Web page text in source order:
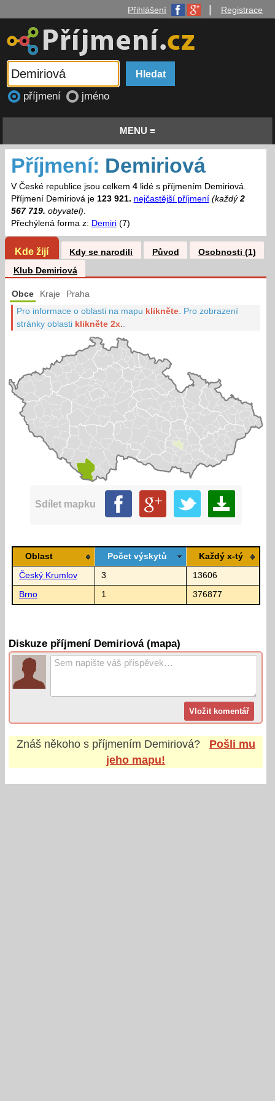
Přihlášení Registrace
příjmení jméno
MENU ≡
Příjmení: Demiriová
V České republice jsou celkem 4lidé s příjmením Demiriová.
Příjmení Demiriová je 123 921. nejčastější příjmení (každý2
567 719. obyvatel).
Přechýlená forma z: Demiri(7)
Kde žijí Kdy se narodili Původ
Osobnosti (1)
Klub Demiriová
Obce Kraje Praha
Pro informace o oblasti na mapu klikněte Pro zobrazení
stránky oblasti klikněte 2x.
Sdílet mapku
Oblast Počet výskytů Každý x-tý
Český Krumlov 3 13606
Brno 1 376877
Diskuze příjmení Demiriová (mapa)
Znáš někoho s příjmením Demiriová?
Pošli mu
jeho mapu!